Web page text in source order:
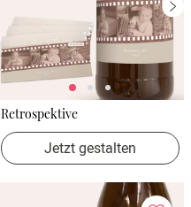
Retrospektive
Jetzt gestalten